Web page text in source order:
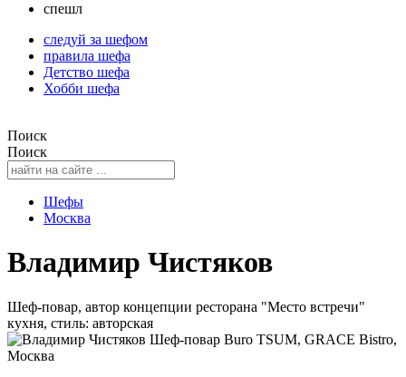
спешл
следуй за шефом
правила шефа
Детство шефа
Хобби шефа
Поиск
Поиск
Шефы
Москва
Владимир Чистяков
Шеф-повар, автор концепции ресторана "Место встречи"
кухня, стиль: авторская